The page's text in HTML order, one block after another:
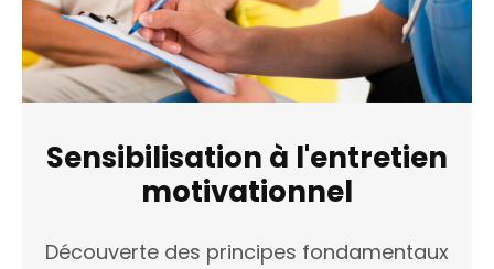
Sensibilisation à l'entretien
motivationnel
Découverte des principes fondamentaux